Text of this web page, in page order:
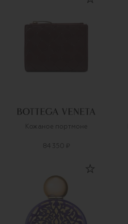
Кожаное портмоне
84 350 ₽